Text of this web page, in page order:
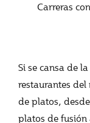
Carreras
Si se cansa de
restaurantes
de platos,
platos de fusión